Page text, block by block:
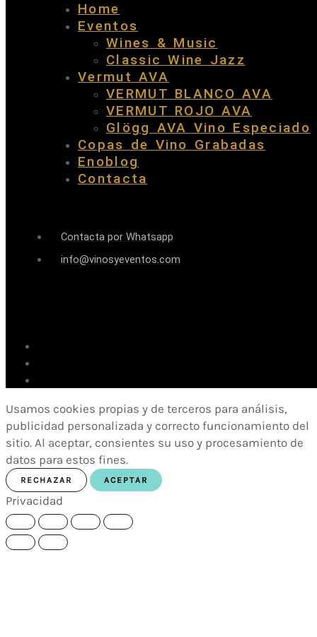
Home
Eventos
Wines & Music
Classic Wine Jazz
Vermut AVA
VERMUT BLANCO AVA
VERMUT ROJO AVA
Glögg AVA Vino Especiado
Copas de Vino Grabadas
Enoblog
Contacta
Contacta por Whatsapp
info@vinosyeventos.com
Usamos cookies propias y de terceros para análisis,
publicidad personalizada y correcto funcionamiento del
sitio. Al aceptar, consientes su uso y procesamiento de
datos para estos fines.
RECHAZAR ACEPTAR
Privacidad